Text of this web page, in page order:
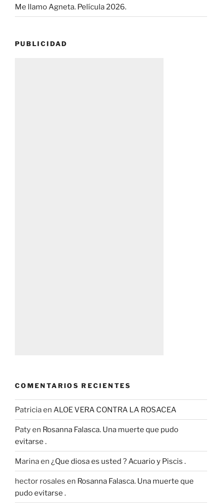
Me llamo Agneta. Película 2026.
PUBLICIDAD
COMENTARIOS RECIENTES
Patriciaen ALOE VERA CONTRA LA ROSACEA
Patyen Rosanna Falasca. Una muerte que pudo
evitarse .
Marinaen ¿Que diosa es usted ? Acuario y Piscis .
hector rosales en Rosanna Falasca. Una muerte que
pudo evitarse .